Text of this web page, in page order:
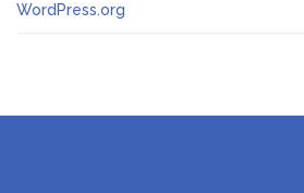
WordPress.org